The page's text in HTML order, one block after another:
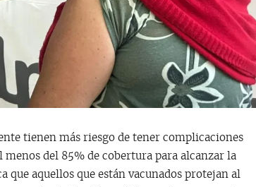
tienen más riesgo de tener complicaciones
del 85% de cobertura para alcanzar la
aquellos que están vacunados protejan al